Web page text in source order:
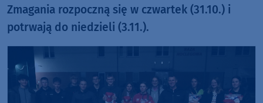
Zmagania rozpoczną się w czwartek (31.10.) i
potrwają do niedzieli (3.11.).